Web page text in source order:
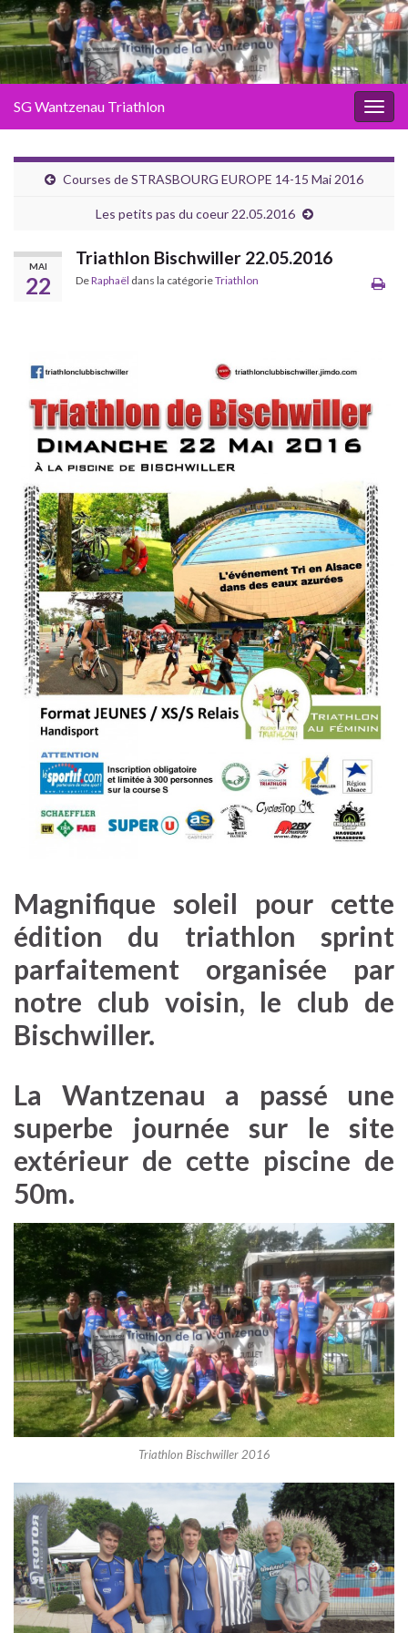
SG Wantzenau Triathlon
Courses de STRASBOURG EUROPE 14-15 Mai 2016
Les petits pas du coeur 22.05.2016
MAI
22
Triathlon Bischwiller 22.05.2016
DeRaphaël dans la catégorieTriathlon
Magnifique soleil pour cette
édition du triathlon sprint
parfaitement organisée par
notre club voisin, le club de
Bischwiller.
La Wantzenau a passé une
superbe journée sur le site
extérieur de cette piscine de
50m.
Triathlon Bischwiller 2016